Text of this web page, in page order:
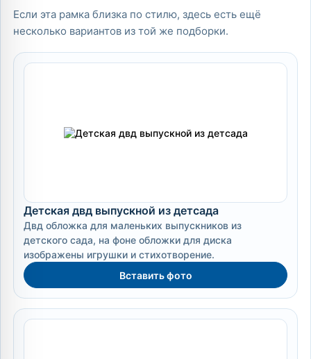
Если эта рамка близка по стилю, здесь есть ещё
несколько вариантов из той же подборки.
Детская двд выпускной из детсада
Двд обложка для маленьких выпускников из
детского сада, на фоне обложки для диска
изображены игрушки и стихотворение.
Вставить фото